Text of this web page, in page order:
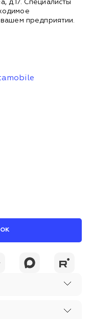
д.17. Специалисты
предприятии.